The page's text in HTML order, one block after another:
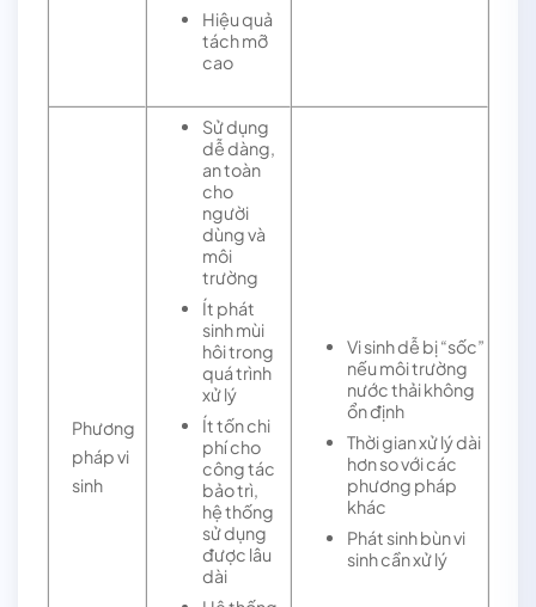
Hiệu quả
tách mỡ
cao
Phương
pháp vi
sinh
Sử dụng
dễ dàng,
an toàn
cho
người
dùng và
môi
trường
Ít phát
sinh mùi
hôi trong
quá trình
xử lý
Ít tốn chi
phí cho
công tác
bảo trì,
hệ thống
sử dụng
được lâu
dài
Vi sinh dễ bị “sốc”
nếu môi trường
nước thải không
ổn định
Thời gian xử lý dài
hơn so với các
phương pháp
khác
Phát sinh bùn vi
sinh cần xử lý